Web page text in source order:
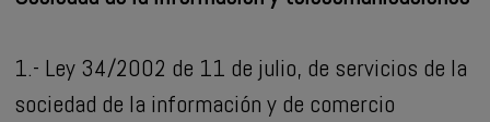
1.- Ley 34/2002 de 11 de julio, de servicios de la
sociedad de la información y de comercio